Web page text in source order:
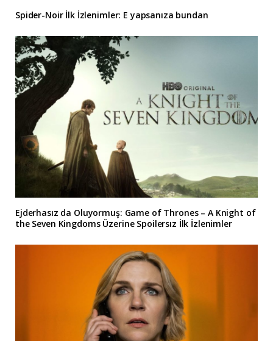
Spider-Noir İlk İzlenimler: E yapsanıza bundan
Ejderhasız da Oluyormuş: Game of Thrones – A Knight of
the Seven Kingdoms Üzerine Spoilersız İlk İzlenimler